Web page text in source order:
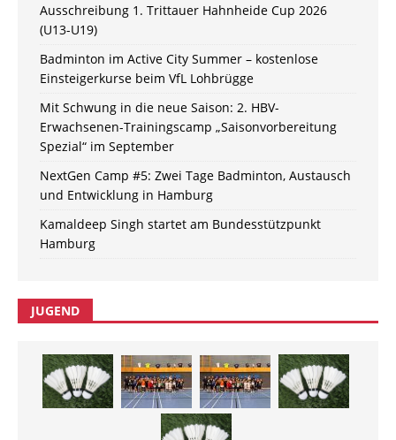
Ausschreibung 1. Trittauer Hahnheide Cup 2026
(U13-U19)
Badminton im Active City Summer – kostenlose
Einsteigerkurse beim VfL Lohbrügge
Mit Schwung in die neue Saison: 2. HBV-
Erwachsenen-Trainingscamp „Saisonvorbereitung
Spezial“ im September
NextGen Camp #5: Zwei Tage Badminton, Austausch
und Entwicklung in Hamburg
Kamaldeep Singh startet am Bundesstützpunkt
Hamburg
JUGEND